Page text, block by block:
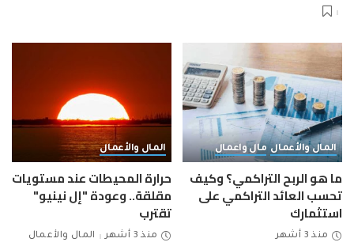
المال والأعمال مال واعمال
ما هو الربح التراكمي؟ وكيف
تحسب العائد التراكمي على
استثمارك
منذ 3 أشهر
المال والأعمال
حرارة المحيطات عند مستويات
مقلقة.. وعودة "إل نينيو"
تقترب
منذ 3 أشهر المال والأعمال